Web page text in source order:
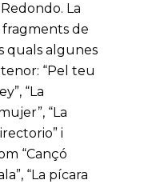
La
de
quals algunes
“Pel teu
“La
“La
i
“Cançó
“La pícara